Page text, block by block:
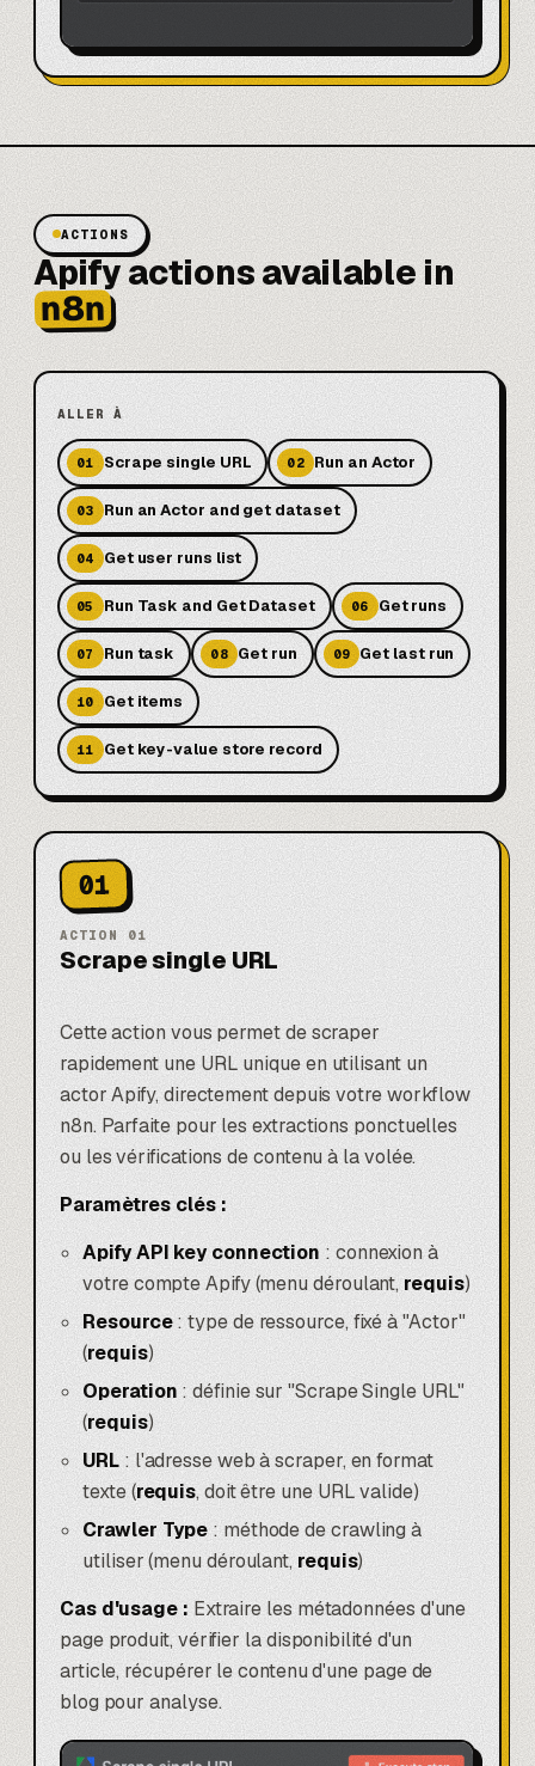
ACTIONS
Apify actions available in
n8n
ALLER À
01 Scrape single URL 02 Run an Actor
03 Run an Actor and get dataset
04 Get user runs list
05 Run Task and Get Dataset 06 Get runs
07 Run task 08 Get run 09 Get last run
10 Get items
11 Get key-value store record
01
ACTION 01
Scrape single URL
Cette action vous permet de scraper
rapidement une URL unique en utilisant un
actor Apify, directement depuis votre workflow
n8n. Parfaite pour les extractions ponctuelles
ou les vérifications de contenu à la volée.
Paramètres clés :
Apify API key connection : connexion à
votre compte Apify (menu déroulant, requis)
Resource: type de ressource, fixé à "Actor"
(requis)
Operation : définie sur "Scrape Single URL"
(requis)
URL: l'adresse web à scraper, en format
texte (requis, doit être une URL valide)
Crawler Type : méthode de crawling à
utiliser (menu déroulant, requis)
Cas d'usage : Extraire les métadonnées d'une
page produit, vérifier la disponibilité d'un
article, récupérer le contenu d'une page de
blog pour analyse.